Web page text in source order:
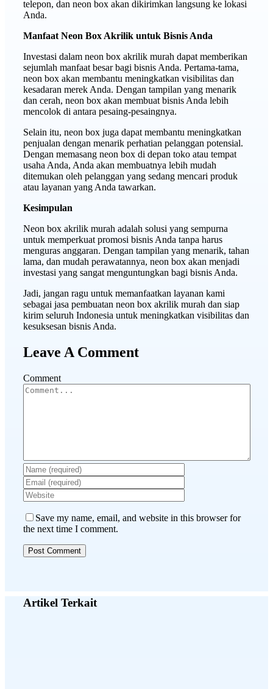
telepon, dan neon box akan dikirimkan langsung ke lokasi
Anda.
Manfaat Neon Box Akrilik untuk Bisnis Anda
Investasi dalam neon box akrilik murah dapat memberikan
sejumlah manfaat besar bagi bisnis Anda. Pertama-tama,
neon box akan membantu meningkatkan visibilitas dan
kesadaran merek Anda. Dengan tampilan yang menarik
dan cerah, neon box akan membuat bisnis Anda lebih
mencolok di antara pesaing-pesaingnya.
Selain itu, neon box juga dapat membantu meningkatkan
penjualan dengan menarik perhatian pelanggan potensial.
Dengan memasang neon box di depan toko atau tempat
usaha Anda, Anda akan membuatnya lebih mudah
ditemukan oleh pelanggan yang sedang mencari produk
atau layanan yang Anda tawarkan.
Kesimpulan
Neon box akrilik murah adalah solusi yang sempurna
untuk memperkuat promosi bisnis Anda tanpa harus
menguras anggaran. Dengan tampilan yang menarik, tahan
lama, dan mudah perawatannya, neon box akan menjadi
investasi yang sangat menguntungkan bagi bisnis Anda.
Jadi, jangan ragu untuk memanfaatkan layanan kami
sebagai jasa pembuatan neon box akrilik murah dan siap
kirim seluruh Indonesia untuk meningkatkan visibilitas dan
kesuksesan bisnis Anda.
Leave A Comment
Comment
Save my name, email, and website in this browser for
the next time I comment.
Artikel Terkait